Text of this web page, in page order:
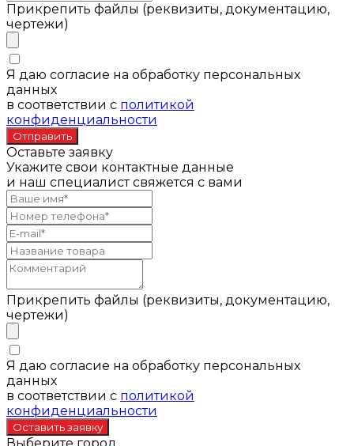
Прикрепить файлы (реквизиты, документацию,
чертежи)
Я даю согласие на обработку персональных
данных
в соответствии с политикой
конфиденциальности
Оставьте заявку
Укажите свои контактные данные
и наш специалист свяжется с вами
Прикрепить файлы (реквизиты, документацию,
чертежи)
Я даю согласие на обработку персональных
данных
в соответствии с политикой
конфиденциальности
Выберите город